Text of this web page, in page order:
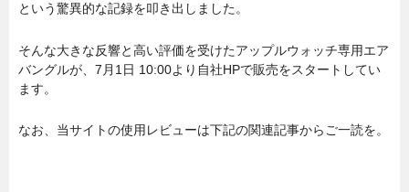
という驚異的な記録を叩き出しました。
そんな大きな反響と高い評価を受けたアップルウォッチ専用エア
バングルが、7月1日 10:00より自社HPで販売をスタートしてい
ます。
なお、当サイトの使用レビューは下記の関連記事からご一読を。